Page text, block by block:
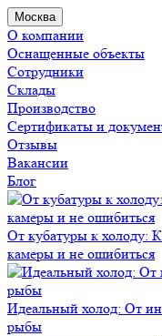
Москва
О компании
Оснащенные объекты
Сотрудники
Склады
Производство
Сертификаты и
Отзывы
Вакансии
Блог
От кубатуры к холоду:
камеры и не ошибиться
Идеальный холод: От
рыбы